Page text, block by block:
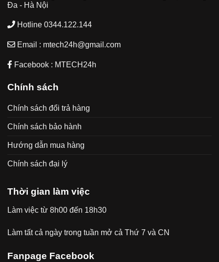
Đa - Hà Nội
Hotline 0344.122.144
Email : mtech24h@gmail.com
Facebook : MTECH24h
Chính sách
Chính sách đổi trả hàng
Chính sách bảo hành
Hướng dẫn mua hàng
Chính sách đại lý
Thời gian làm việc
Làm việc từ 8h00 đến 18h30
Làm tất cả ngày trong tuần mở cả Thứ 7 và CN
Fanpage Facebook